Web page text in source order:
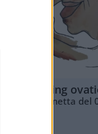
La standing
Vignetta